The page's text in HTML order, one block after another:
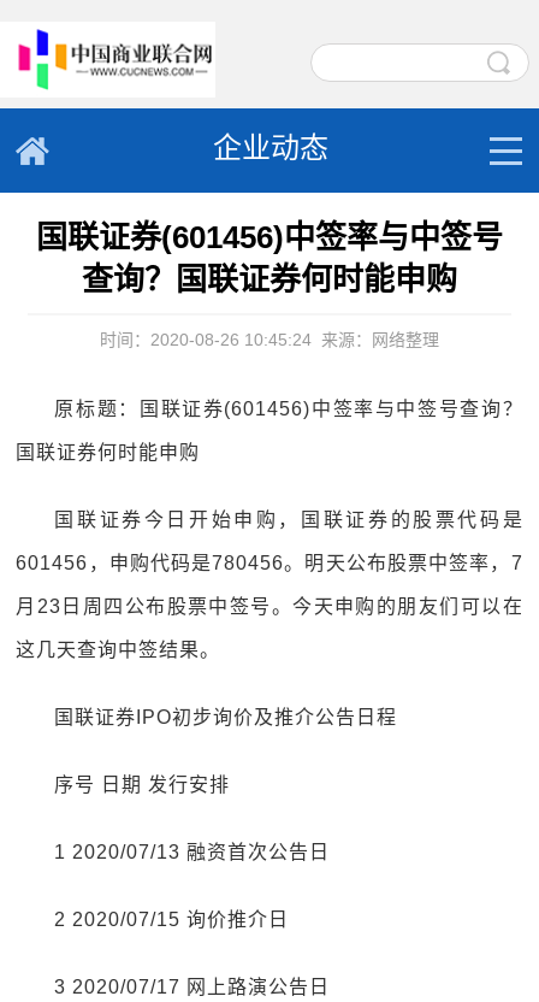
企业动态
国联证券(601456)中签率与中签号
查询？国联证券何时能申购
时间：2020-08-26 10:45:24 来源：网络整理
原标题：国联证券(601456)中签率与中签号查询？
国联证券何时能申购
国联证券今日开始申购，国联证券的股票代码是
601456，申购代码是780456。明天公布股票中签率，7
月23日周四公布股票中签号。今天申购的朋友们可以在
这几天查询中签结果。
国联证券IPO初步询价及推介公告日程
序号 日期 发行安排
1 2020/07/13 融资首次公告日
2 2020/07/15 询价推介日
3 2020/07/17 网上路演公告日